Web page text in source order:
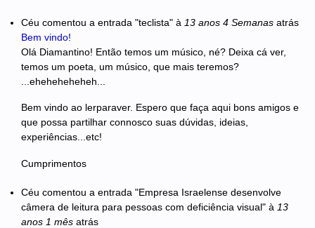
Céu comentou a entrada "teclista" à 13 anos 4 Semanas atrás
Bem vindo!
Olá Diamantino! Então temos um músico, né? Deixa cá ver,
temos um poeta, um músico, que mais teremos?
...eheheheheheh...
Bem vindo ao lerparaver. Espero que faça aqui bons amigos e
que possa partilhar connosco suas dúvidas, ideias,
experiências...etc!
Cumprimentos
Céu comentou a entrada "Empresa Israelense desenvolve
câmera de leitura para pessoas com deficiência visual" à 13
anos 1 mês atrás